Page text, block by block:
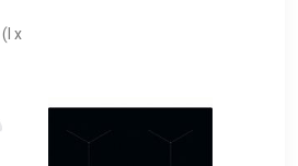
x